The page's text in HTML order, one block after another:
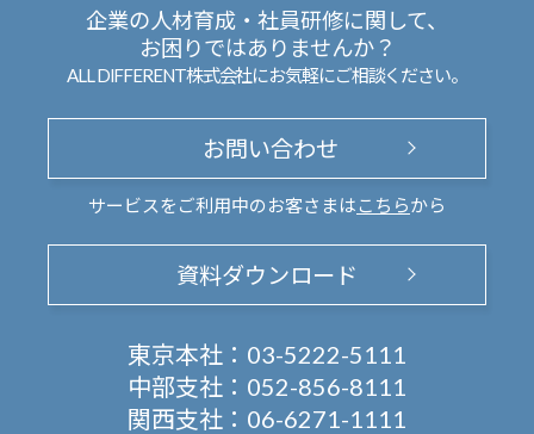
企業の人材育成・社員研修に関して、
お困りではありませんか？
ALL DIFFERENT株式会社にお気軽にご相談ください。
お問い合わせ
サービスをご利用中のお客さまは こちらから
資料ダウンロード
東京本社： 03-5222-5111
中部支社： 052-856-8111
関西支社： 06-6271-1111